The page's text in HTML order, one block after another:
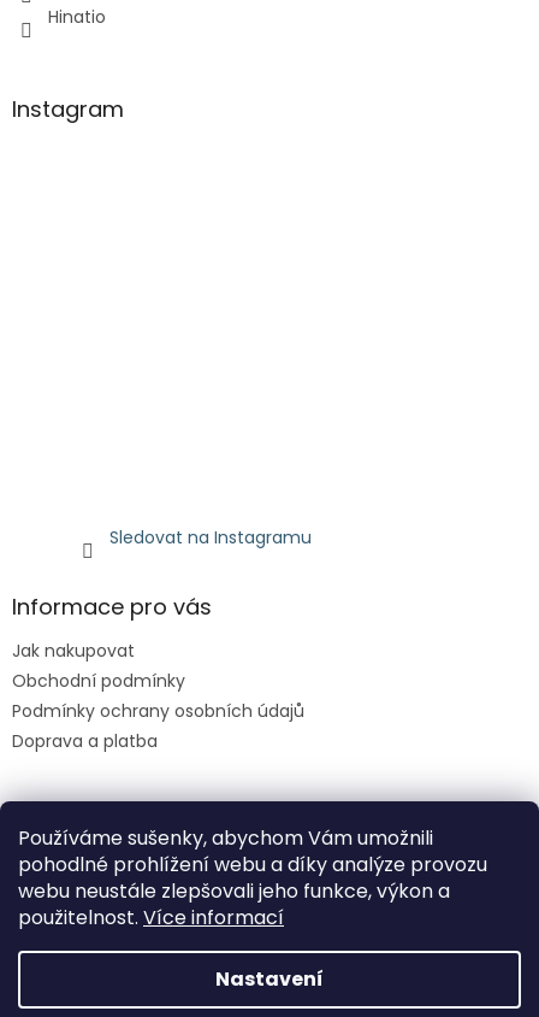
Používáme sušenky, abychom Vám umožnili
pohodlné prohlížení webu a díky analýze provozu
webu neustále zlepšovali jeho funkce, výkon a
použitelnost. Více informací
Nastavení
Hinatio
Instagram
Sledovat na Instagramu
Informace pro vás
Jak nakupovat
Obchodní podmínky
Podmínky ochrany osobních údajů
Doprava a platba
Facebook
Vytvořil Shoptet